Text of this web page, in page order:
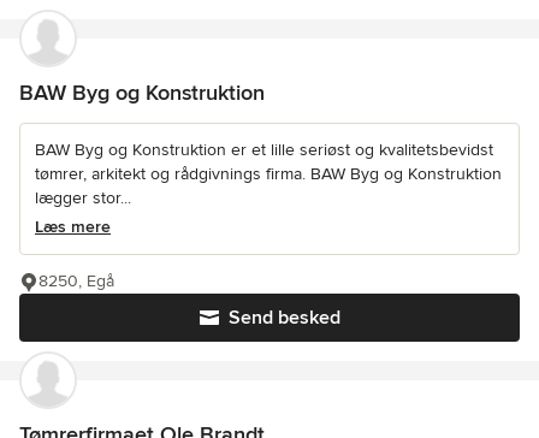
BAW Byg og Konstruktion
BAW Byg og Konstruktion er et lille seriøst og kvalitetsbevidst
tømrer, arkitekt og rådgivnings firma. BAW Byg og Konstruktion
lægger stor...
Læs mere
Send besked
8250, Egå